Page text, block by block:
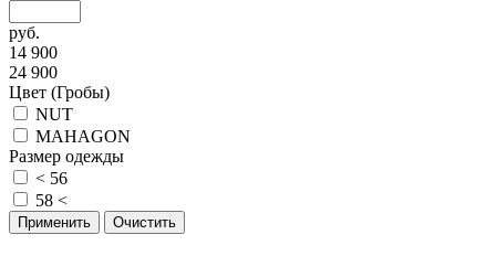
руб.
14 900
24 900
Цвет (Гробы)
NUT
MAHAGON
Размер одежды
< 56
58 <
Очистить